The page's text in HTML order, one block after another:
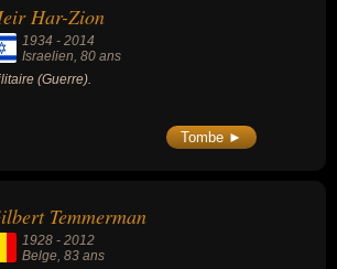
Har-Zion
1934 - 2014
Israelien, 80 ans
(Guerre).
Tombe ►
Temmerman
1928 - 2012
Belge, 83 ans